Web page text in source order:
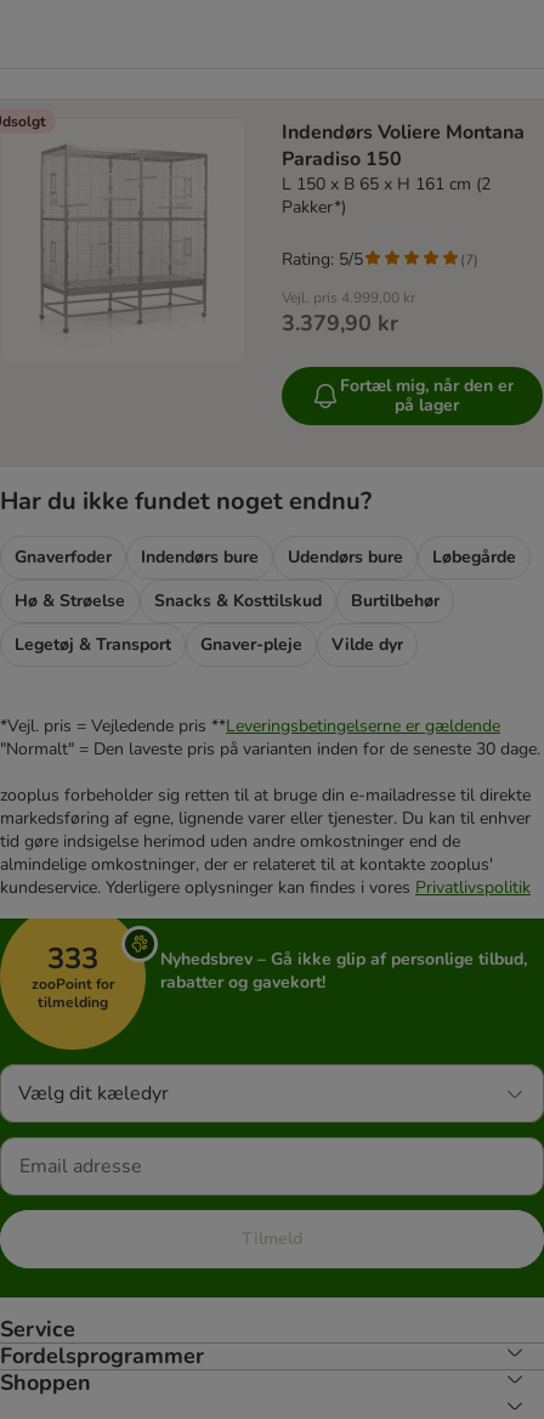
Indendørs Voliere Montana
Paradiso 150
L 150 x B 65 x H 161 cm (2
Pakker*)
Vejl. pris 4.999,00 kr
3.379,90 kr
Rating: 5/5 (7)
Fortæl mig, når den er
på lager
Har du ikke fundet noget endnu?
Gnaverfoder Indendørs bure Udendørs bure
Løbegårde
Hø & Strøelse
Snacks & Kosttilskud
Burtilbehør
Legetøj & Transport
Gnaver-pleje Vilde dyr
*Vejl. pris = Vejledende pris **Leveringsbetingelserne er gældende
"Normalt" = Den laveste pris på varianten inden for de seneste 30 dage.
zooplus forbeholder sig retten til at bruge din e-mailadresse til direkte
markedsføring af egne, lignende varer eller tjenester. Du kan til enhver
tid gøre indsigelse herimod uden andre omkostninger end de
almindelige omkostninger, der er relateret til at kontakte zooplus'
kundeservice. Yderligere oplysninger kan findes i vores Privatlivspolitik
333
zooPoint for
tilmelding
Nyhedsbrev – Gå ikke glip af personlige tilbud,
rabatter og gavekort!
Vælg dit kæledyr
Tilmeld
Service
Fordelsprogrammer
Shoppen